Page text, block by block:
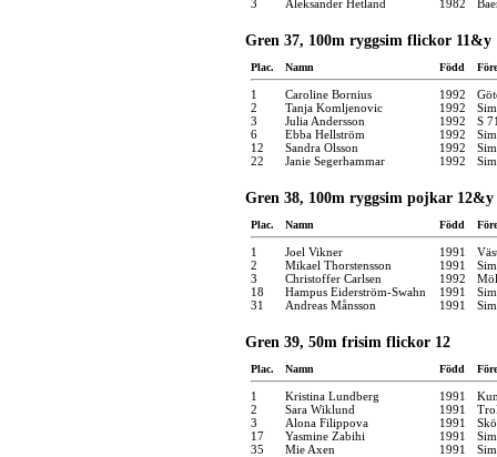
3
Aleksander Hetland 1982
Gren 37, 100m ryggsim flickor 11&y
Plac. Namn Född
1 Caroline Bornius 1992
2
Tanja Komljenovic 1992
3
Julia Andersson 1992
S
6
Ebba Hellström 1992
12
Sandra Olsson 1992
22
Janie Segerhammar 1992
Gren 38, 100m ryggsim pojkar 12&y
Plac. Namn Född
1 Joel Vikner 1991
2
Mikael Thorstensson 1991
3
Christoffer Carlsen 1992
18
Hampus Eiderström-Swahn 1991
31
Andreas Månsson 1991
Gren 39, 50m frisim flickor 12
Plac. Namn Född
1 Kristina Lundberg 1991
2
Sara Wiklund 1991
3
Alona Filippova 1991
17
Yasmine Zabihi 1991
35
Mie Axen 1991